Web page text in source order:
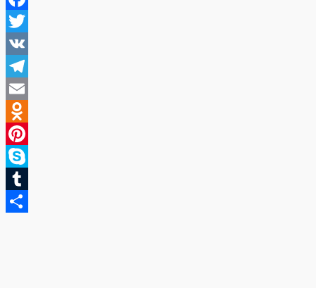
Facebook
Twitter
VK
Telegram
Email
Odnoklassniki
Pinterest
Skype
Tumblr